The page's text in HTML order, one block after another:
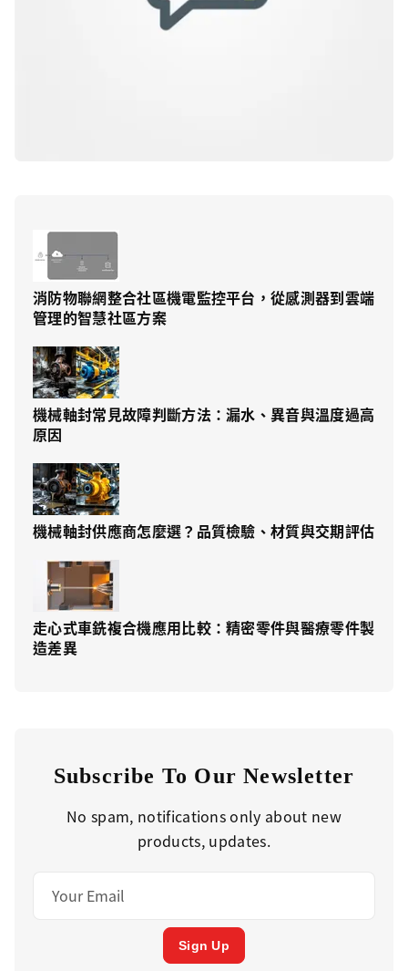
消防物聯網整合社區機電監控平台，從感測器到雲端
管理的智慧社區方案
機械軸封常見故障判斷方法：漏水、異音與溫度過高
原因
機械軸封供應商怎麼選？品質檢驗、材質與交期評估
走心式車銑複合機應用比較：精密零件與醫療零件製
造差異
Subscribe To Our Newsletter
No spam, notifications only about new
products, updates.
Sign Up